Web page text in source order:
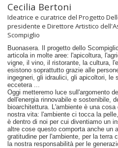
Cecilia Bertoni
Ideatrice e curatrice del Progetto
presidente e Direttore Artistico
Scompiglio
Buonasera. Il progetto dello
articola in molte aree: l'apicoltura,
vigne, il vino, il ristorante, la cultura,
esistono soprattutto grazie alle
ingegneri, gli idraulici, gli apicoltori, le
eccetera ...
Oggi metteremo luce sull'argomento
dell'energia rinnovabile e sostenibile,
bioarchitettura. L'ambiente è una
nostra vita: l'ambiente ci tocca la
è dentro di noi per cui diventiamo un
altre cose questo comporta anche un
gratitudine per l'ambiente, per la terra
la nostra responsabilità per le